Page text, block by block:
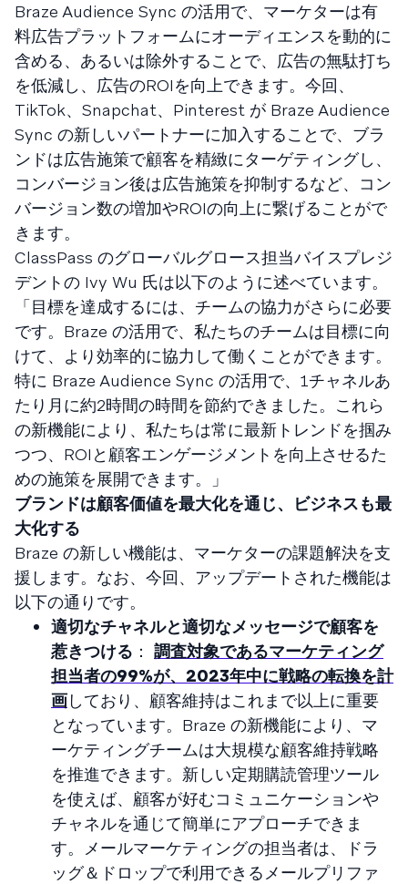
Braze Audience Sync の活用で、マーケターは有
料広告プラットフォームにオーディエンスを動的に
含める、あるいは除外することで、広告の無駄打ち
を低減し、広告のROIを向上できます。今回、
TikTok、Snapchat、Pinterest が Braze Audience
Sync の新しいパートナーに加入することで、ブラ
ンドは広告施策で顧客を精緻にターゲティングし、
コンバージョン後は広告施策を抑制するなど、コン
バージョン数の増加やROIの向上に繋げることがで
きます。
ClassPass のグローバルグロース担当バイスプレジ
デントの Ivy Wu 氏は以下のように述べています。
「目標を達成するには、チームの協力がさらに必要
です。Braze の活用で、私たちのチームは目標に向
けて、より効率的に協力して働くことができます。
特に Braze Audience Sync の活用で、1チャネルあ
たり月に約2時間の時間を節約できました。これら
の新機能により、私たちは常に最新トレンドを掴み
つつ、ROIと顧客エンゲージメントを向上させるた
めの施策を展開できます。」
ブランドは顧客価値を最大化を通じ、ビジネスも最
大化する
Braze の新しい機能は、マーケターの課題解決を支
援します。なお、今回、アップデートされた機能は
以下の通りです。
適切なチャネルと適切なメッセージで顧客を
惹きつける ： 調査対象であるマーケティング
担当者の99%が、2023年中に戦略の転換を計
画しており、顧客維持はこれまで以上に重要
となっています。Braze の新機能により、マ
ーケティングチームは大規模な顧客維持戦略
を推進できます。新しい定期購読管理ツール
を使えば、顧客が好むコミュニケーションや
チャネルを通じて簡単にアプローチできま
す。メールマーケティングの担当者は、ドラ
ッグ＆ドロップで利用できるメールプリファ